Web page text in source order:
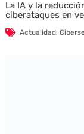
La IA y la
ciberataques en
Actualidad,